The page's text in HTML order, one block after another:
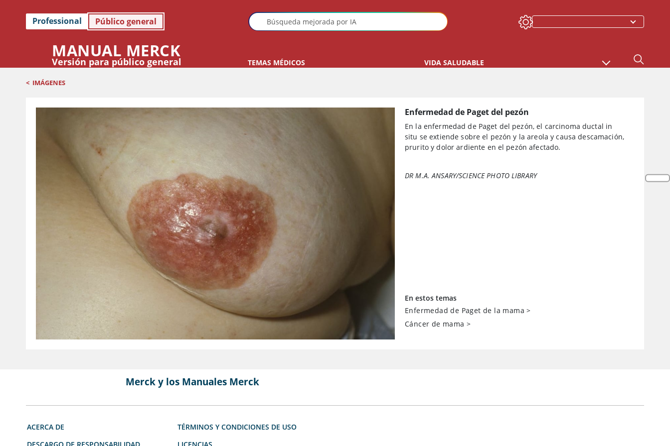
Professional Público general
MANUAL MERCK
Versión para público general TEMAS MÉDICOS VIDA SALUDABLE
< IMÁGENES
Enfermedad de Paget del pezón
En la enfermedad de Paget del pezón, el carcinoma ductal in
situ se extiende sobre el pezón y la areola y causa descamación,
prurito y dolor ardiente en el pezón afectado.
DR M.A. ANSARY/SCIENCE PHOTO LIBRARY
En estos temas
Enfermedad de Paget de la mama >
Cáncer de mama >
Merck y los Manuales Merck
ACERCA DE
TÉRMINOS Y CONDICIONES DE USO